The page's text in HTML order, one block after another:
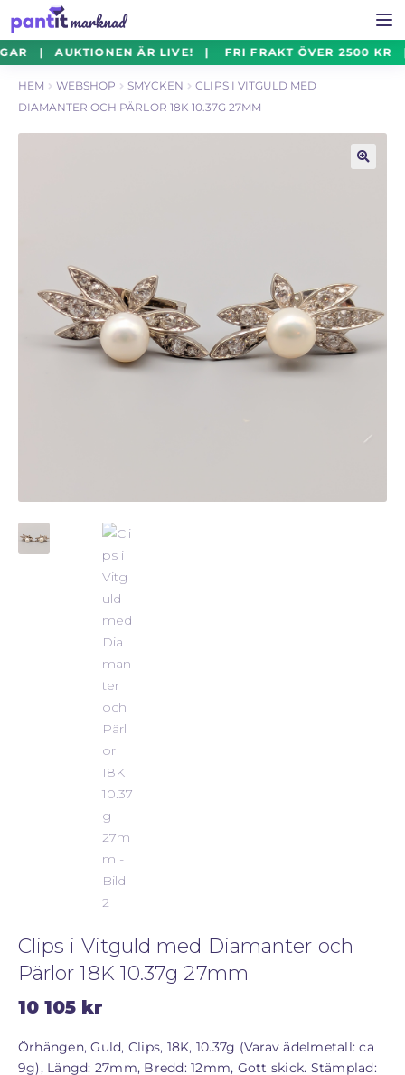
Hoppa
till
navigering
Hoppa
till
innehåll
| AUKTIONEN ÄR LIVE! | FRI FRAKT ÖVER
Smycken
Auktioner Online
Mitt Konto
HEM WEBSHOP SMYCKEN
CLIPS I VITGULD MED
DIAMANTER OCH PÄRLOR 18K 10.37G 27MM
Clips i Vitguld med Diamanter och
Pärlor 18K 10.37g 27mm
10 105 kr
Örhängen, Guld, Clips, 18K, 10.37g (Varav ädelmetall: ca
9g), Längd: 27mm, Bredd: 12mm, Gott skick. Stämplad: